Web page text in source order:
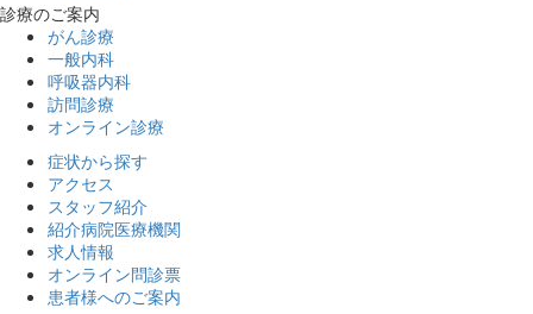
診療のご案内
がん診療
一般内科
呼吸器内科
訪問診療
オンライン診療
症状から探す
アクセス
スタッフ紹介
紹介病院医療機関
求人情報
オンライン問診票
患者様へのご案内